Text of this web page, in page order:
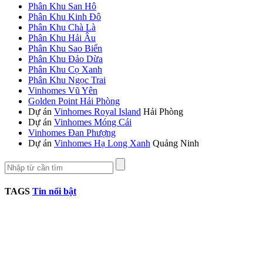
Phân Khu San Hô
Phân Khu Kinh Đô
Phân Khu Chà Là
Phân Khu Hải Âu
Phân Khu Sao Biển
Phân Khu Đảo Dừa
Phân Khu Cọ Xanh
Phân Khu Ngọc Trai
Vinhomes Vũ Yên
Golden Point Hải Phòng
Dự án Vinhomes Royal Island Hải Phòng
Dự án Vinhomes Móng Cái
Vinhomes Đan Phượng
Dự án Vinhomes Hạ Long Xanh Quảng Ninh
TAGS Tin nổi bật